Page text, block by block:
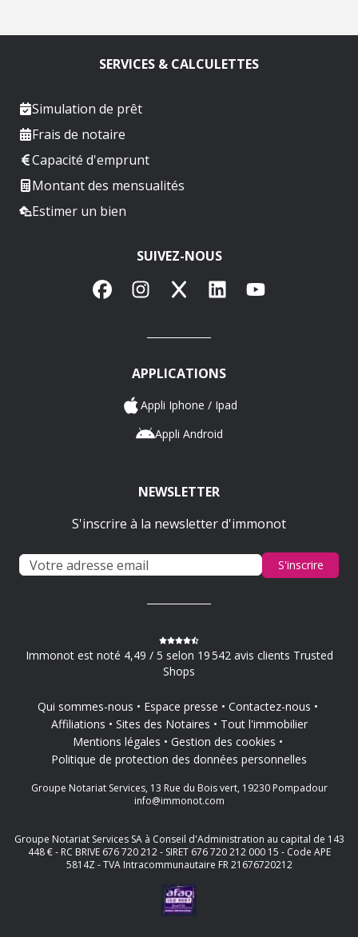
SERVICES & CALCULETTES
Simulation de prêt
Frais de notaire
Capacité d'emprunt
Montant des mensualités
Estimer un bien
SUIVEZ-NOUS
FacebookInstagram
X LinkedInYouTube
APPLICATIONS
Appli Iphone / Ipad
Appli Android
NEWSLETTER
S'inscrire à la newsletter d'immonot
S'inscrire
Immonot est noté 4,49 / 5 selon 19 542 avis clients Trusted
Shops
Qui sommes-nous Espace presse
Contactez-nous
Affiliations
Sites des Notaires
Tout l'immobilier
Mentions légales
Gestion des cookies
Politique de protection des données personnelles
Groupe Notariat Services, 13 Rue du Bois vert, 19230 Pompadour
info@immonot.com
Groupe Notariat Services SA à Conseil d'Administration au capital de 143
448 € - RC BRIVE 676 720 212 - SIRET 676 720 212 000 15 - Code APE
5814Z - TVA Intracommunautaire FR 21676720212